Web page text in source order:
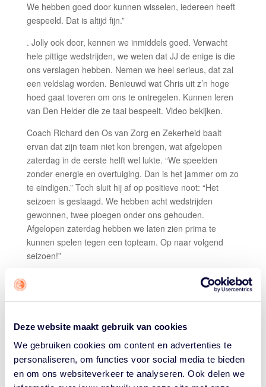
Deze website maakt gebruik van cookies
We gebruiken cookies om content en advertenties te
personaliseren, om functies voor social media te bieden
en om ons websiteverkeer te analyseren. Ook delen we
We hebben goed door kunnen wisselen, iedereen heeft
gespeeld. Dat is altijd fijn.”
. Jolly ook door, kennen we inmiddels goed. Verwacht
hele pittige wedstrijden, we weten dat JJ de enige is die
ons verslagen hebben. Nemen we heel serieus, dat zal
een veldslag worden. Benieuwd wat Chris uit z’n hoge
hoed gaat toveren om ons te ontregelen. Kunnen leren
van Den Helder die ze taai bespeelt. Video bekijken.
Coach Richard den Os van Zorg en Zekerheid baalt
ervan dat zijn team niet kon brengen, wat afgelopen
zaterdag in de eerste helft wel lukte. “We speelden
zonder energie en overtuiging. Dan is het jammer om zo
te eindigen.” Toch sluit hij af op positieve noot: “Het
seizoen is geslaagd. We hebben acht wedstrijden
gewonnen, twee ploegen onder ons gehouden.
Afgelopen zaterdag hebben we laten zien prima te
kunnen spelen tegen een topteam. Op naar volgend
seizoen!”
Voor Van Kampen en TopKip Lions wacht Jolly Jumpers.
“Die nemen we heel serieus. Zij zijn naast Katwijk de
enige ploeg die ons een keer wist te verslaan, dit
gaan toveren om ons te ontregelen. Maar we zien dat
Den Helder ze taai bespeelde. Uit die video kunnen we
iets leren, dus we verzinnen zelf óók iets!”
#6 DEN HELDER SUNS – JOLLY JUMPERS: